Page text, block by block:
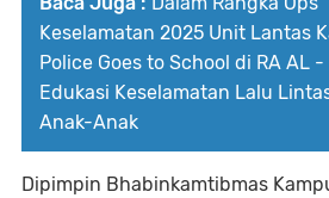
Keselamatan 2025 Unit Lantas
Police Goes to School di RA AL -
Edukasi Keselamatan Lalu
Anak-Anak
Dipimpin Bhabinkamtibmas